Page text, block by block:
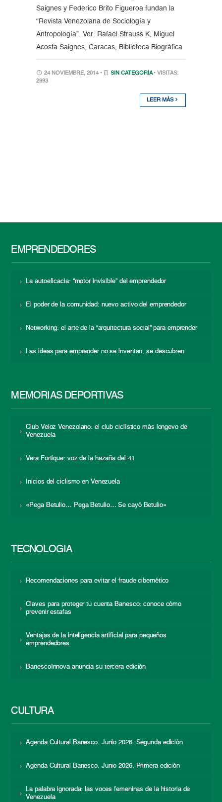
Saignes y Federico Brito Figueroa fundan la
“Revista Venezolana de Sociología y
Antropología”. Ver: Rafael Strauss K, Miguel
Acosta Saignes, Caracas, Biblioteca Biográfica
24 NOVIEMBRE, 2014 • SIN CATEGORÍA • VISITAS:
2993
LEER MÁS
EMPRENDEDORES
La autoeficacia: “motor invisible” del emprendedor
El poder de la comunidad: nuevo activo del emprendedor
Networking: el arte de la “arquitectura social” para emprender
Las ideas para emprender no se inventan, se descubren
MEMORIAS DEPORTIVAS
Club Veloz Venezolano: el club ciclístico más longevo de
Venezuela
Vera Fortique: voz de la hazaña del 41
Inicios del ciclismo en Venezuela
«Pega Betulio… Pega Betulio… Se cayó Betulio»
TECNOLOGÍA
Recomendaciones para evitar el fraude cibernético
Claves para proteger tu cuenta Banesco: conoce cómo
prevenir estafas
Ventajas de la inteligencia artificial para pequeños
emprendedores
BanescoInnova anuncia su tercera edición
CULTURA
Agenda Cultural Banesco. Junio 2026. Segunda edición
Agenda Cultural Banesco. Junio 2026. Primera edición
La palabra ignorada: las voces femeninas de la historia de
Venezuela